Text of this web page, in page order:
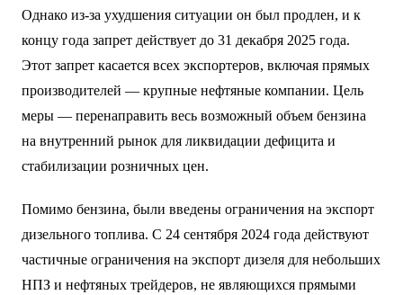
Однако из-за ухудшения ситуации он был продлен, и к
концу года запрет действует до 31 декабря 2025 года.
Этот запрет касается всех экспортеров, включая прямых
производителей — крупные нефтяные компании. Цель
меры — перенаправить весь возможный объем бензина
на внутренний рынок для ликвидации дефицита и
стабилизации розничных цен.
Помимо бензина, были введены ограничения на экспорт
дизельного топлива. С 24 сентября 2024 года действуют
частичные ограничения на экспорт дизеля для небольших
НПЗ и нефтяных трейдеров, не являющихся прямыми